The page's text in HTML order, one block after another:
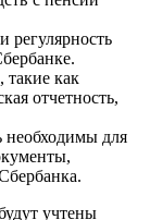
такие как
отчетность,
для
учтены